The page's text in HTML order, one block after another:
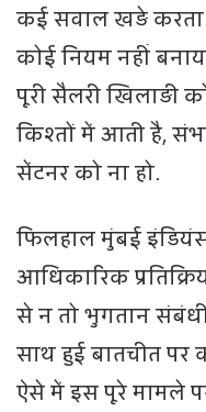
कई सवाल खड़े करता
कोई न‍ियम नहीं
पूरी सैलरी ख‍िलाड़ी
क‍िश्तों में आती है,
सेंटनर को ना हो.
फिलहाल मुंबई
आधिकारिक
से न तो भुगतान
साथ हुई बातचीत पर
ऐसे में इस पूरे मामले